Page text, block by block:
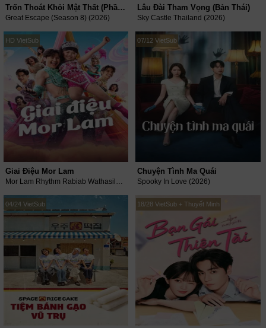
Trốn Thoát Khỏi Mật Thất (Phần 8)
Great Escape (Season 8) (2026)
Lâu Đài Tham Vọng (Bản Thái)
Sky Castle Thailand (2026)
HD VietSub
Giai Điệu Mor Lam
Mor Lam Rhythm Rabiab Wathasilp (2026)
07/12 VietSub
Chuyện Tình Ma Quái
Spooky In Love (2026)
04/24 VietSub 18/28 VietSub + Thuyết Minh